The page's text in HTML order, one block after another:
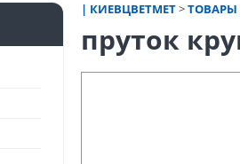
| КИЕВЦВЕТМЕТ>ТОВАРЫ
пруток